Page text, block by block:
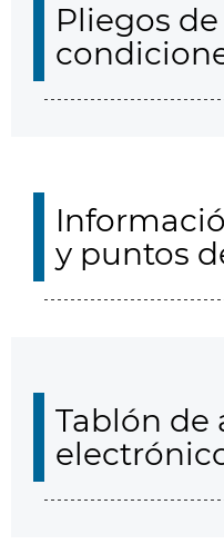
Pliegos de
y puntos
Tablón de